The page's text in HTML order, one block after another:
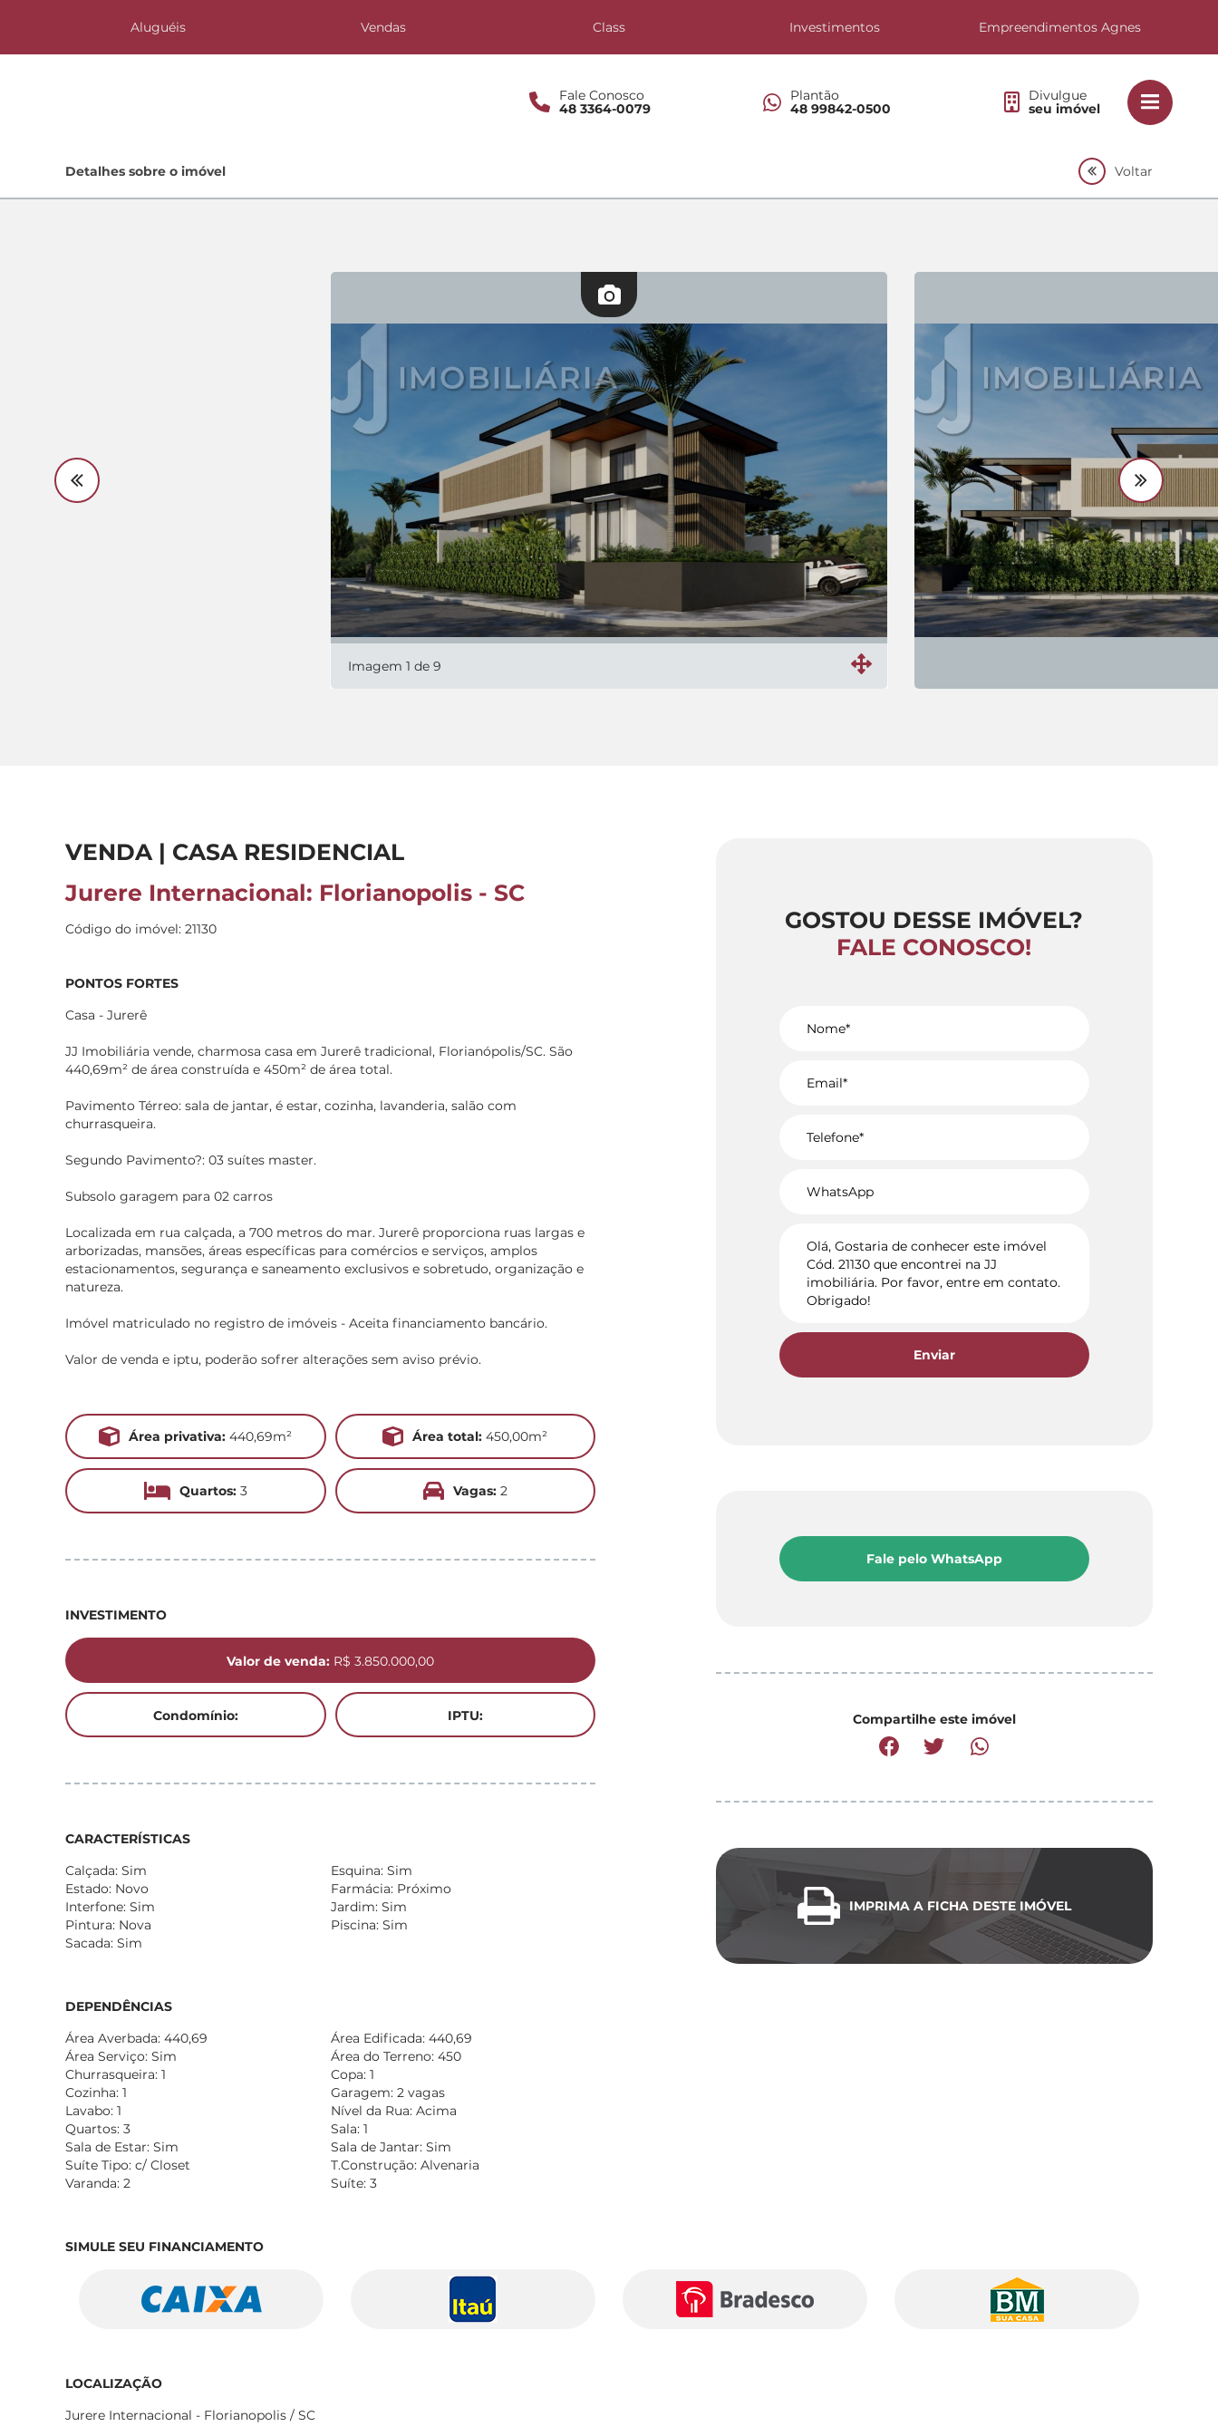
Aluguéis Vendas Class Investimentos Empreendimentos Agnes
Fale Conosco
48 3364-0079
Plantão
48 99842-0500
Divulgue
seu imóvel
Lançamentos
Detalhes sobre o imóvel Voltar
Imagem 1 de 9
VENDA | CASA RESIDENCIAL
Jurere Internacional: Florianopolis - SC
Código do imóvel: 21130
PONTOS FORTES
Casa - Jurerê
JJ Imobiliária vende, charmosa casa em Jurerê tradicional, Florianópolis/SC. São
440,69m² de área construída e 450m² de área total.
Pavimento Térreo: sala de jantar, é estar, cozinha, lavanderia, salão com
churrasqueira.
Segundo Pavimento?: 03 suítes master.
Subsolo garagem para 02 carros
Localizada em rua calçada, a 700 metros do mar. Jurerê proporciona ruas largas e
arborizadas, mansões, áreas específicas para comércios e serviços, amplos
estacionamentos, segurança e saneamento exclusivos e sobretudo, organização e
natureza.
Imóvel matriculado no registro de imóveis - Aceita financiamento bancário.
Valor de venda e iptu, poderão sofrer alterações sem aviso prévio.
Área privativa: 440,69m² Área total: 450,00m²
Quartos:3 Vagas:2
INVESTIMENTO
Valor de venda: R$ 3.850.000,00
Condomínio: IPTU:
CARACTERÍSTICAS
Calçada: Sim
Esquina: Sim
Estado: Novo
Farmácia: Próximo
Interfone: Sim
Jardim: Sim
Pintura: Nova
Piscina: Sim
Sacada: Sim
DEPENDÊNCIAS
Área Averbada: 440,69
Área Edificada: 440,69
Área Serviço: Sim
Área do Terreno: 450
Churrasqueira: 1
Copa: 1
Cozinha: 1
Garagem: 2 vagas
Lavabo: 1
Nível da Rua: Acima
Quartos: 3
Sala: 1
Sala de Estar: Sim
Sala de Jantar: Sim
Suíte Tipo: c/ Closet
T.Construção: Alvenaria
Varanda: 2
Suíte: 3
GOSTOU DESSE IMÓVEL?
FALE CONOSCO!
Enviar
Fale pelo WhatsApp
Compartilhe este imóvel
IMPRIMA A FICHA DESTE IMÓVEL
SIMULE SEU FINANCIAMENTO
LOCALIZAÇÃO
Jurere Internacional - Florianopolis / SC